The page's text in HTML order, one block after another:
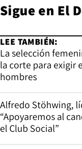
Sigue en El
LEE TAMBIÉN:
La selección
la corte para exigir
hombres
Alfredo Stöhwing,
“Apoyaremos al
el Club Social”